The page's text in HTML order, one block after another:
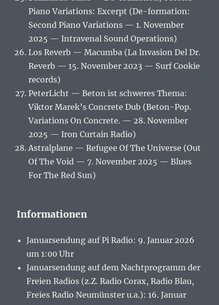
Piano Variations: Excerpt (De-formation:
Second Piano Variations — 1. November
2025 — Intravenal Sound Operations)
Los Reverb — Macumba (La Invasion Del Dr.
Reverb — 15. November 2023 — Surf Cookie
records)
PeterLicht — Beton ist schweres Thema:
Viktor Marek’s Concrete Dub (Beton-Pop.
Variations On Concrete. — 28. November
2025 — Iron Curtain Radio)
Astralplane — Refugee Of The Universe (Out
Of The Void — 7. November 2025 — Blues
For The Red Sun)
Informationen
Januarsendung auf Pi Radio: 9. Januar 2026
um 1:00 Uhr
Januarsendung auf dem Nachtprogramm der
Freien Radios (z.Z. Radio Corax, Radio Blau,
Freies Radio Neumünster u.a.): 16. Januar